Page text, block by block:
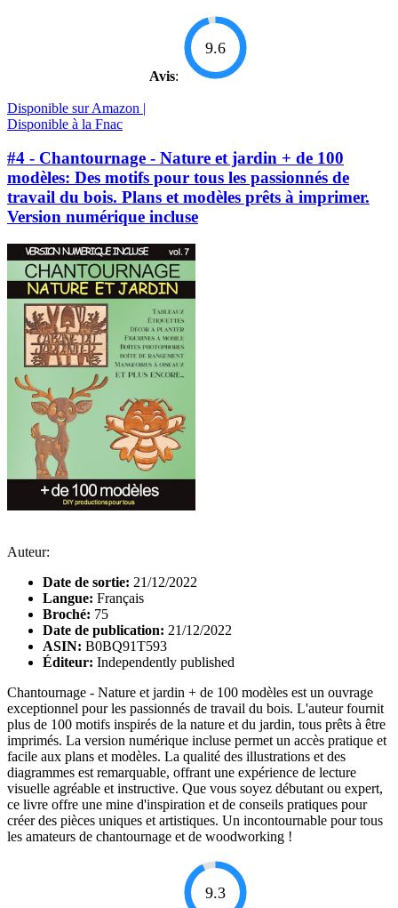
Avis:
9.6
Disponible sur Amazon |
Disponible à la Fnac
#4 - Chantournage - Nature et jardin + de 100
modèles: Des motifs pour tous les passionnés de
travail du bois. Plans et modèles prêts à imprimer.
Version numérique incluse
Auteur:
Date de sortie: 21/12/2022
Langue: Français
Broché: 75
Date de publication: 21/12/2022
ASIN: B0BQ91T593
Éditeur: Independently published
Chantournage - Nature et jardin + de 100 modèles est un ouvrage
exceptionnel pour les passionnés de travail du bois. L'auteur fournit
plus de 100 motifs inspirés de la nature et du jardin, tous prêts à être
imprimés. La version numérique incluse permet un accès pratique et
facile aux plans et modèles. La qualité des illustrations et des
diagrammes est remarquable, offrant une expérience de lecture
visuelle agréable et instructive. Que vous soyez débutant ou expert,
ce livre offre une mine d'inspiration et de conseils pratiques pour
créer des pièces uniques et artistiques. Un incontournable pour tous
les amateurs de chantournage et de woodworking !
9.3